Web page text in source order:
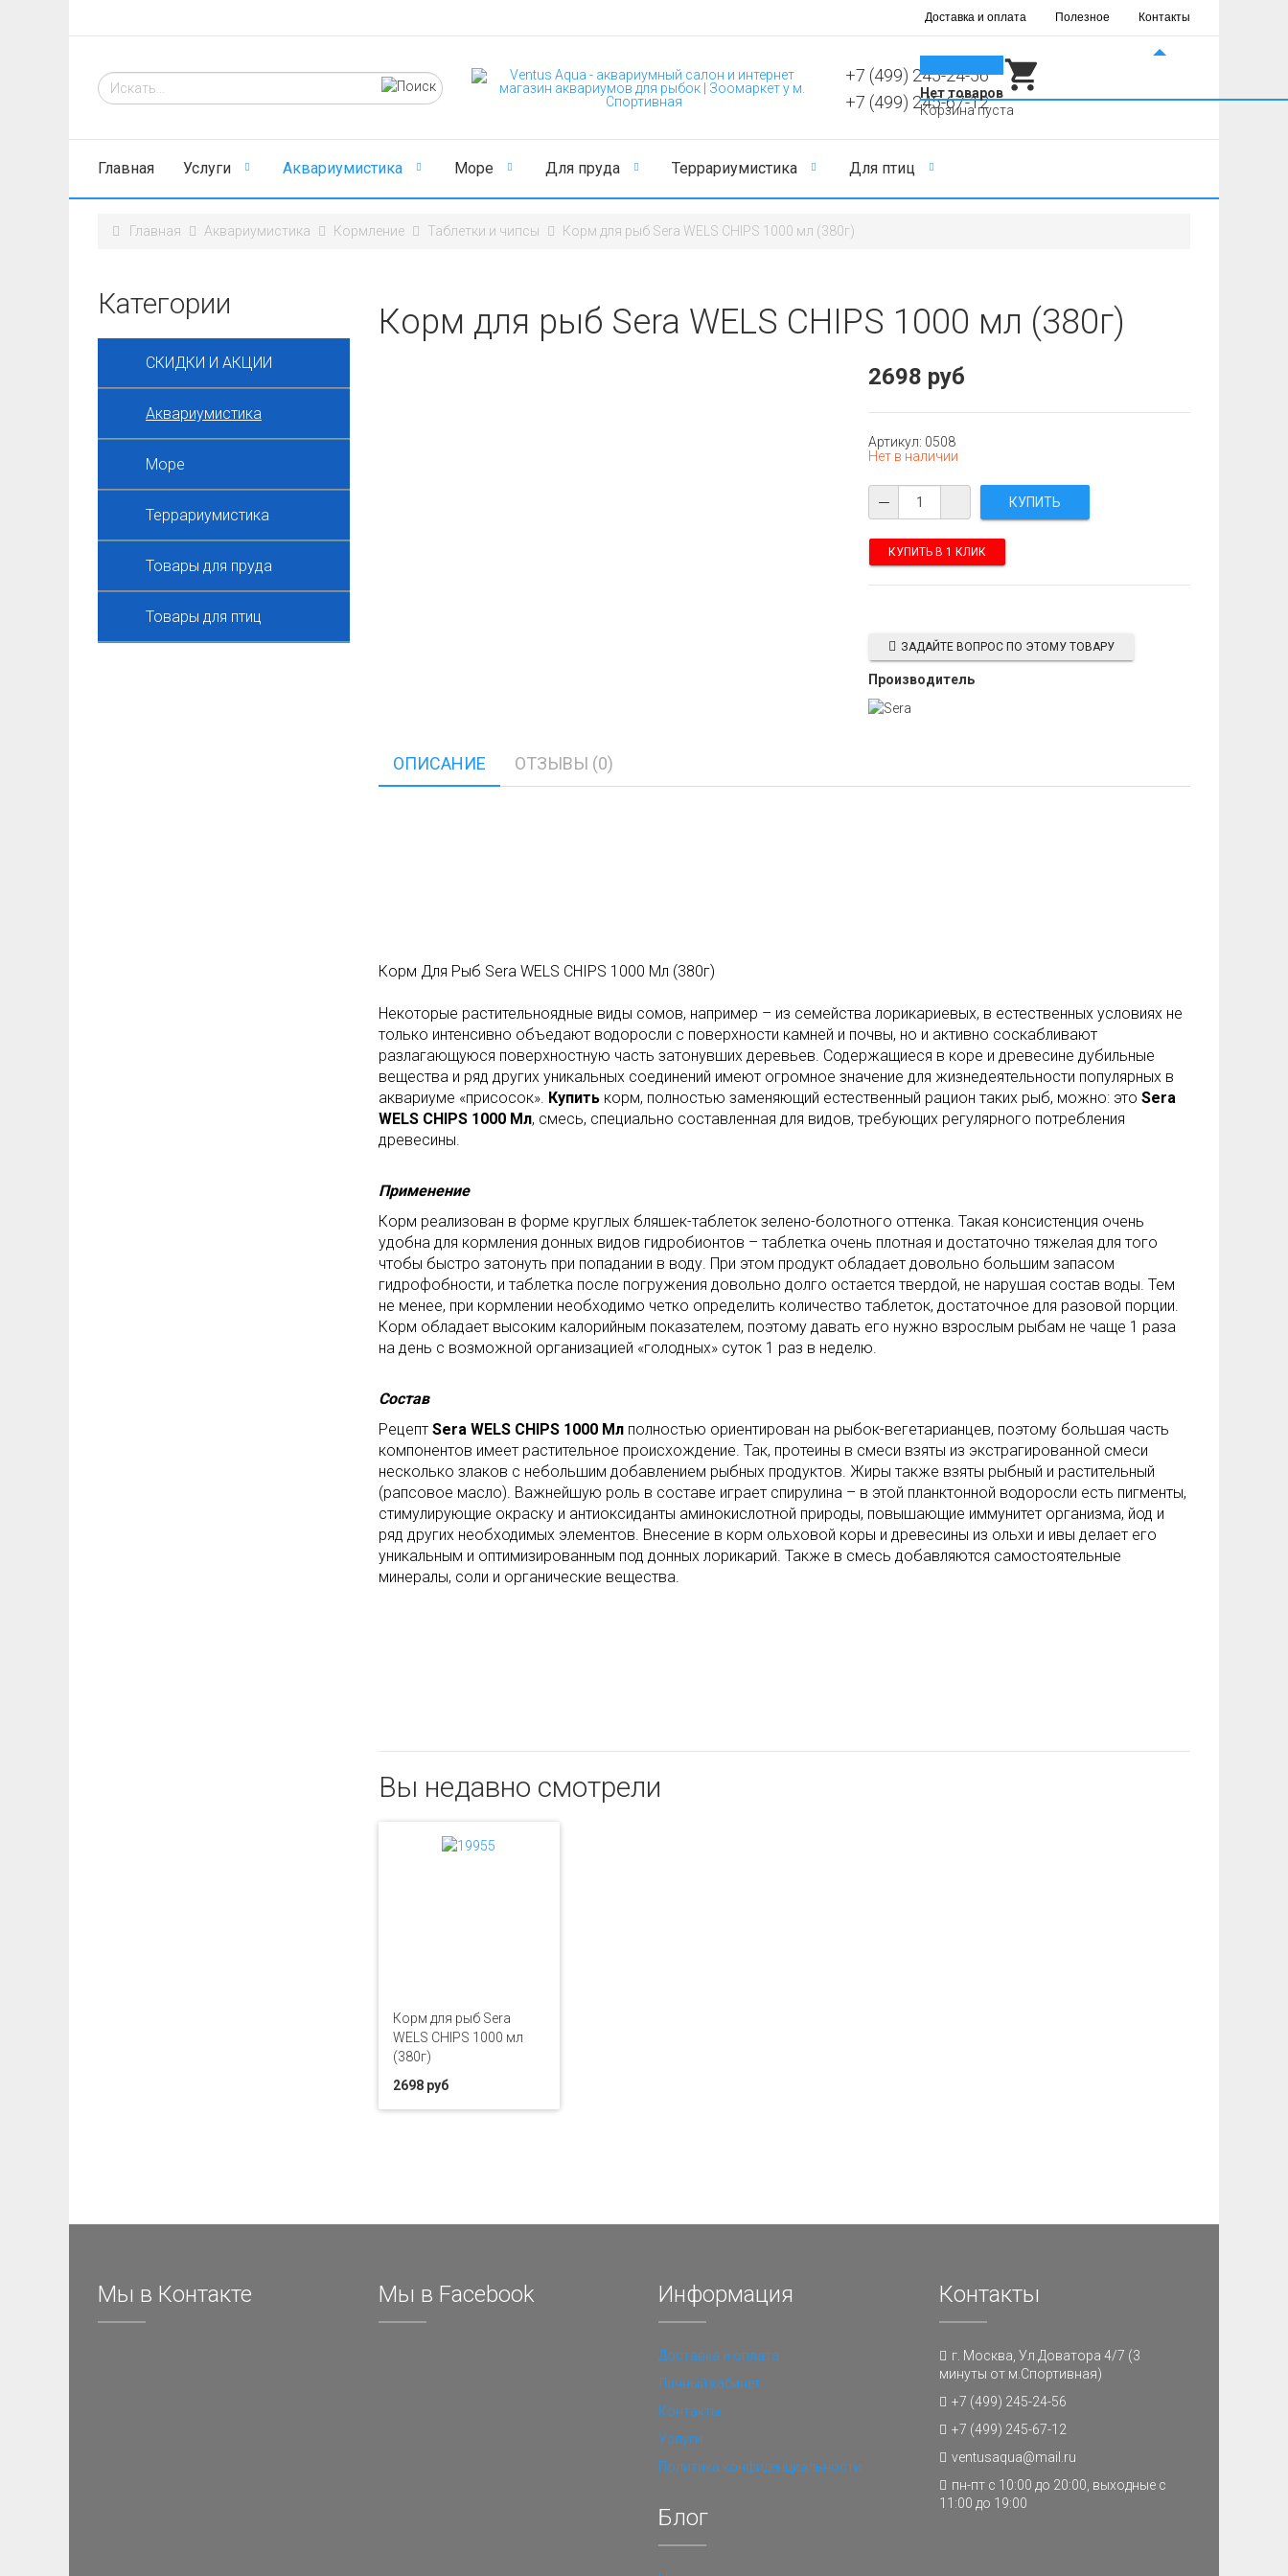
Доставка и оплата Полезное Контакты
+7 (499) 245-24-56
+7 (499) 245-67-12
Нет товаров
Корзина пуста
Главная Услуги Аквариумистика Море Для пруда Террариумистика Для птиц
Главная Аквариумистика Кормление Таблетки и чипсы Корм для рыб Sera WELS CHIPS 1000 мл (380г)
Корм для рыб Sera WELS CHIPS 1000 мл (380г)
2698 руб
Артикул: 0508
Нет в наличии
КУПИТЬ В 1 КЛИК
ЗАДАЙТЕ ВОПРОС ПО ЭТОМУ ТОВАРУ
Производитель
ОПИСАНИЕ ОТЗЫВЫ (0)
Корм Для Рыб Sera WELS CHIPS 1000 Мл (380г)
Некоторые растительноядные виды сомов, например – из семейства лорикариевых, в естественных условиях не
только интенсивно объедают водоросли с поверхности камней и почвы, но и активно соскабливают
разлагающуюся поверхностную часть затонувших деревьев. Содержащиеся в коре и древесине дубильные
вещества и ряд других уникальных соединений имеют огромное значение для жизнедеятельности популярных в
аквариуме «присосок». Купитькорм, полностью заменяющий естественный рацион таких рыб, можно: это Sera
WELS CHIPS 1000 Мл, смесь, специально составленная для видов, требующих регулярного потребления
древесины.
Применение
Корм реализован в форме круглых бляшек-таблеток зелено-болотного оттенка. Такая консистенция очень
удобна для кормления донных видов гидробионтов – таблетка очень плотная и достаточно тяжелая для того
чтобы быстро затонуть при попадании в воду. При этом продукт обладает довольно большим запасом
гидрофобности, и таблетка после погружения довольно долго остается твердой, не нарушая состав воды. Тем
не менее, при кормлении необходимо четко определить количество таблеток, достаточное для разовой порции.
Корм обладает высоким калорийным показателем, поэтому давать его нужно взрослым рыбам не чаще 1 раза
на день с возможной организацией «голодных» суток 1 раз в неделю.
Состав
Рецепт Sera WELS CHIPS1000 Млполностью ориентирован на рыбок-вегетарианцев, поэтому большая часть
компонентов имеет растительное происхождение. Так, протеины в смеси взяты из экстрагированной смеси
несколько злаков с небольшим добавлением рыбных продуктов. Жиры также взяты рыбный и растительный
(рапсовое масло). Важнейшую роль в составе играет спирулина – в этой планктонной водоросли есть пигменты,
стимулирующие окраску и антиоксиданты аминокислотной природы, повышающие иммунитет организма, йод и
ряд других необходимых элементов. Внесение в корм ольховой коры и древесины из ольхи и ивы делает его
уникальным и оптимизированным под донных лорикарий. Также в смесь добавляются самостоятельные
минералы, соли и органические вещества.
Вы недавно смотрели
Корм для рыб Sera
WELS CHIPS 1000 мл
(380г)
2698 руб
Категории
СКИДКИ И АКЦИИ
Аквариумистика
Море
Террариумистика
Товары для пруда
Товары для птиц
Мы в Контакте Мы в Facebook Информация
Доставка и оплата
Личный кабинет
Контакты
Услуги
Политика конфиденциальности
Блог
Контакты
г. Москва, Ул.Доватора 4/7 (3
минуты от м.Спортивная)
+7 (499) 245-24-56
+7 (499) 245-67-12
ventusaqua@mail.ru
пн-пт с 10:00 до 20:00, выходные с
11:00 до 19:00